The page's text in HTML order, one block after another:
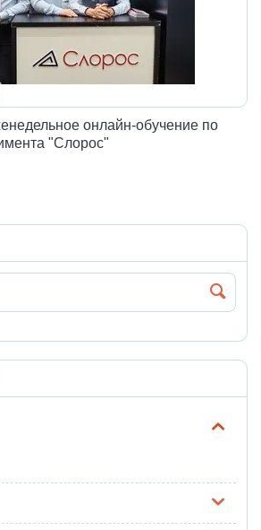
онлайн-обучение по
"Слорос"